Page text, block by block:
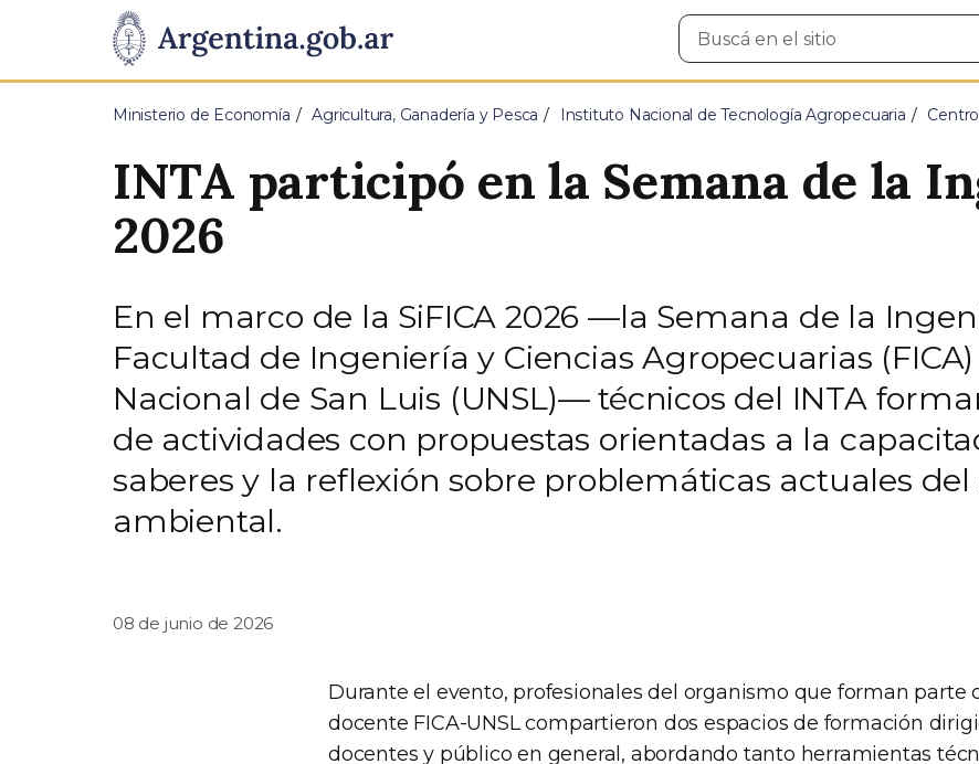
Presidencia
de
Pasar al contenido principal
Buscar
en
Ministerio de Economía Agricultura, Ganadería y Pesca Instituto Nacional de Tecnología Agropecuaria
INTA participó en la Semana de la
2026
En el marco de la SiFICA 2026 —la Semana de la
Facultad de Ingeniería y Ciencias Agropecuarias
Nacional de San Luis (UNSL)— técnicos del INTA
de actividades con propuestas orientadas a la
saberes y la reflexión sobre problemáticas actuales
ambiental.
08 de junio de 2026
Durante el evento, profesionales del organismo que forman parte
docente FICA-UNSL compartieron dos espacios de formación
docentes y público en general, abordando tanto herramientas